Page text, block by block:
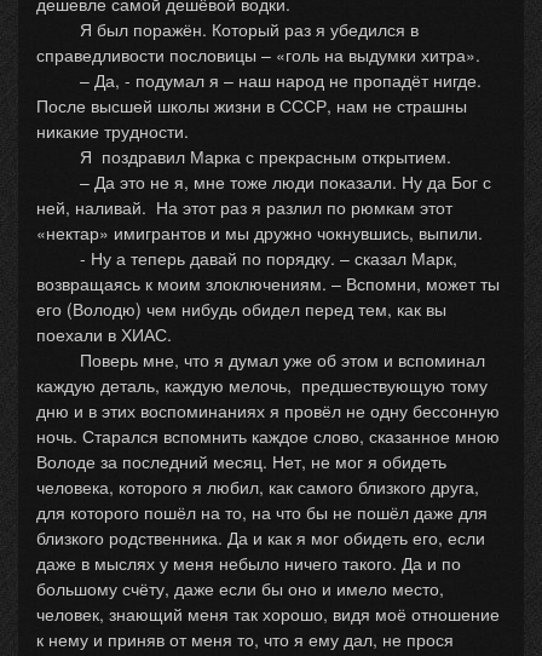
Я был поражён. Который раз я убедился в
справедливости пословицы – «голь на выдумки хитра».
– Да, - подумал я – наш народ не пропадёт нигде.
После высшей школы жизни в СССР, нам не страшны
никакие трудности.
Я поздравил Марка с прекрасным открытием.
– Да это не я, мне тоже люди показали. Ну да Бог с
ней, наливай. На этот раз я разлил по рюмкам этот
«нектар» имигрантов и мы дружно чокнувшись, выпили.
- Ну а теперь давай по порядку. – сказал Марк,
возвращаясь к моим злоключениям. – Вспомни, может ты
его (Володю) чем нибудь обидел перед тем, как вы
поехали в ХИАС.
Поверь мне, что я думал уже об этом и вспоминал
каждую деталь, каждую мелочь, предшествующую тому
дню и в этих воспоминаниях я провёл не одну бессонную
ночь. Старался вспомнить каждое слово, сказанное мною
Володе за последний месяц. Нет, не мог я обидеть
человека, которого я любил, как самого близкого друга,
для которого пошёл на то, на что бы не пошёл даже для
близкого родственника. Да и как я мог обидеть его, если
даже в мыслях у меня небыло ничего такого. Да и по
большому счёту, даже если бы оно и имело место,
человек, знающий меня так хорошо, видя моё отношение
к нему и приняв от меня то, что я ему дал, не прося